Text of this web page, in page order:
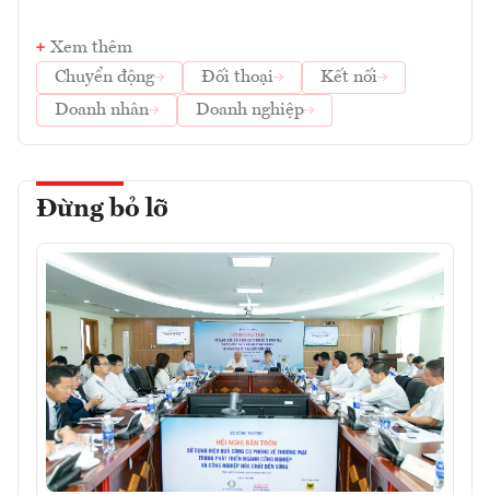
Xem thêm
Chuyển động
Đối thoại
Kết nối
Doanh nhân
Doanh nghiệp
Đừng bỏ lỡ